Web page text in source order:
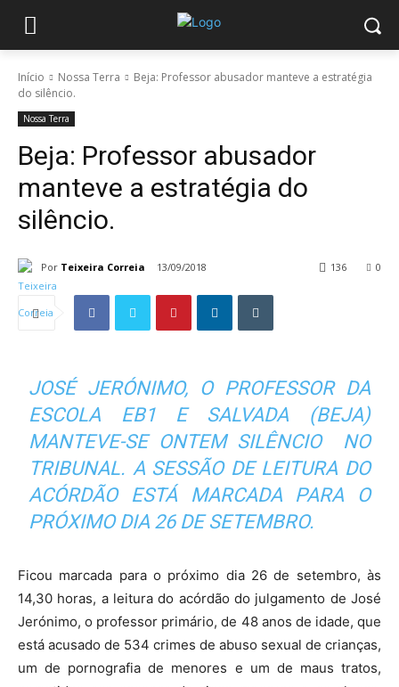
Início Nossa Terra
Beja: Professor abusador manteve a estratégia
do silêncio.
Nossa Terra
Beja: Professor abusador
manteve a estratégia do
silêncio.
Por Teixeira Correia 13/09/2018 0
136
JOSÉ JERÓNIMO, O PROFESSOR DA
ESCOLA EB1 E SALVADA (BEJA)
MANTEVE-SE ONTEM SILÊNCIO NO
TRIBUNAL. A SESSÃO DE LEITURA DO
ACÓRDÃO ESTÁ MARCADA PARA O
PRÓXIMO DIA 26 DE SETEMBRO.
Ficou marcada para o próximo dia 26 de setembro, às
14,30 horas, a leitura do acórdão do julgamento de José
Jerónimo, o professor primário, de 48 anos de idade, que
está acusado de 534 crimes de abuso sexual de crianças,
um de pornografia de menores e um de maus tratos,